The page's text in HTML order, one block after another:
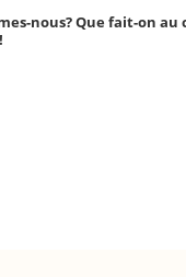
nous? Que fait-on